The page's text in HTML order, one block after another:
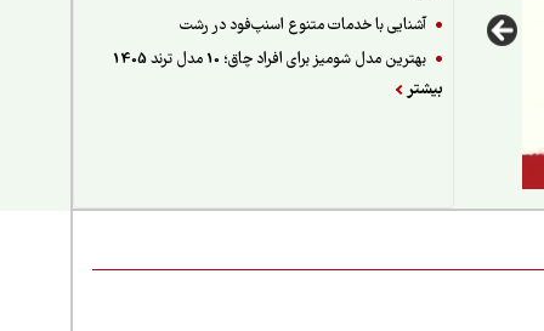
آشنایی با خدمات متنوع اسنپ‌فود در رشت
بهترین مدل شومیز برای افراد چاق؛ 10 مدل ترند 1405
بیشتر